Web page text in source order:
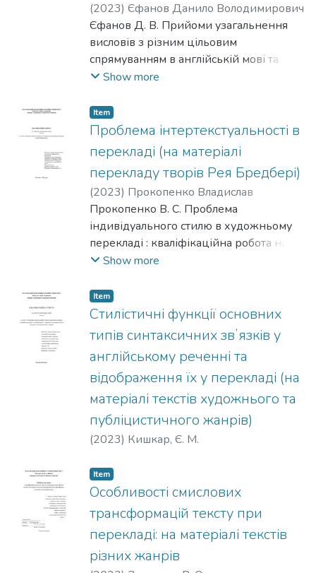
(2023) Єфанов Данило Володимирович
Єфанов Д. В. Прийоми узагальнення
висловів з різним цільовим
спрямуванням в англійській мові та
способи їх перекладу (на матеріалі
робота на здобуття освітнього ступеня
магістра : спец. 035 Філологія / Єфанов
Данило Володимирович : Полтавський
державний аграрний університет.
Полтава. 2023. 76 с.
Show more
Item
Проблема інтертекстуальності в
перекладі (на матеріалі
перекладу творів Рея Бредбері)
(2023) Прокопенко Владислав
Сергійович
Прокопенко В. С. Проблема
індивідуального стилю в художньому
перекладі : кваліфікаційна робота на
здобуття освітнього ступеня магістра :
Владислав Сергійович : Полтавський
державний аграрний університет.
Полтава. 2023. 72 с.
Show more
Item
Стилістичні функції основних
типів синтаксичних звʼязків у
англійському реченні та
відображення їх у перекладі (на
матеріалі текстів художнього та
публіцистичного жанрів)
(2023) Кишкар, Є. М.
Item
Особливості смислових
трансформацій тексту при
перекладі: на матеріалі текстів
різних жанрів